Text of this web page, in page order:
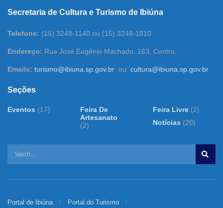
Secretaria de Cultura e Turismo de Ibiúna
Telefone: (15) 3248-1140 ou (15) 3248-1810
Endereço: Rua José Eugênio Machado, 163, Centro.
Emails: turismo@ibiuna.sp.gov.br ou cultura@ibiuna.sp.gov.br
Seções
Eventos (17)
Feira De
Artesanato
(2)
Feira Livre (2)
Notícias (20)
Portal de Ibiúna Portal do Turismo